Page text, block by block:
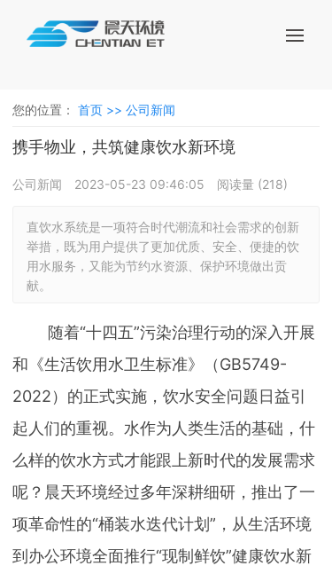
您的位置： 首页 >> 公司新闻
携手物业，共筑健康饮水新环境
公司新闻 2023-05-23 09:46:05 阅读量 (218)
直饮水系统是一项符合时代潮流和社会需求的创新
举措，既为用户提供了更加优质、安全、便捷的饮
用水服务，又能为节约水资源、保护环境做出贡
献。
随着“十四五”污染治理行动的深入开展
和《生活饮用水卫生标准》（GB5749-
2022）的正式实施，饮水安全问题日益引
起人们的重视。水作为人类生活的基础，什
么样的饮水方式才能跟上新时代的发展需求
呢？晨天环境经过多年深耕细研，推出了一
项革命性的“桶装水迭代计划”，从生活环境
到办公环境全面推行“现制鲜饮”健康饮水新